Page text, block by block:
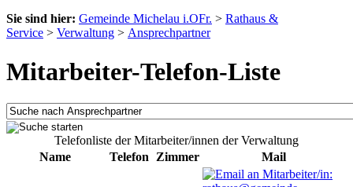
Sie sind hier: Gemeinde Michelau i.OFr. > Rathaus &
Service > Verwaltung > Ansprechpartner
Mitarbeiter-Telefon-Liste
Telefonliste der Mitarbeiter/innen der Verwaltung
Name
Telefon Zimmer Mail